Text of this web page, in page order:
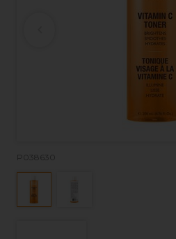
P038630